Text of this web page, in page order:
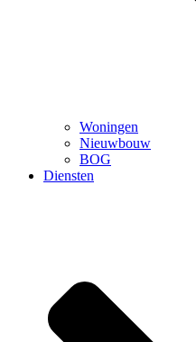
Woningen
Nieuwbouw
BOG
Diensten